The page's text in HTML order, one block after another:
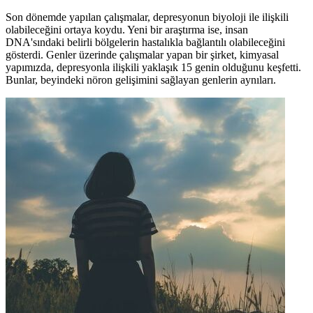
Son dönemde yapılan çalışmalar, depresyonun biyoloji ile ilişkili
olabileceğini ortaya koydu. Yeni bir araştırma ise, insan
DNA'sındaki belirli bölgelerin hastalıkla bağlantılı olabileceğini
gösterdi. Genler üzerinde çalışmalar yapan bir şirket, kimyasal
yapımızda, depresyonla ilişkili yaklaşık 15 genin olduğunu keşfetti.
Bunlar, beyindeki nöron gelişimini sağlayan genlerin aynıları.